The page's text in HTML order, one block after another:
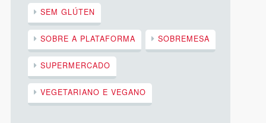
SEM GLÚTEN
SOBRE A PLATAFORMA SOBREMESA
SUPERMERCADO
VEGETARIANO E VEGANO